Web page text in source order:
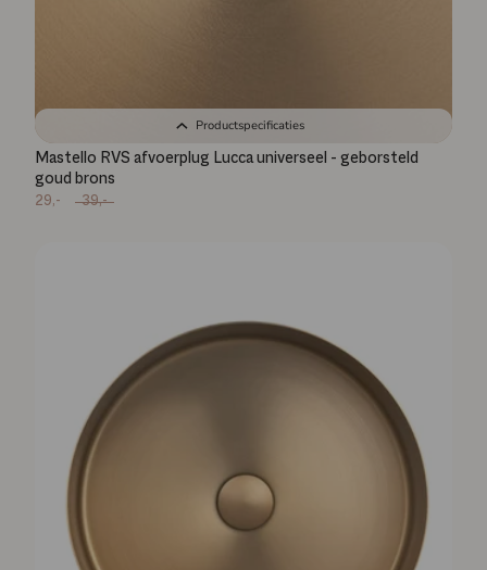
Productspecificaties
Mastello RVS afvoerplug Lucca universeel - geborsteld
goud brons
29,- 39,-